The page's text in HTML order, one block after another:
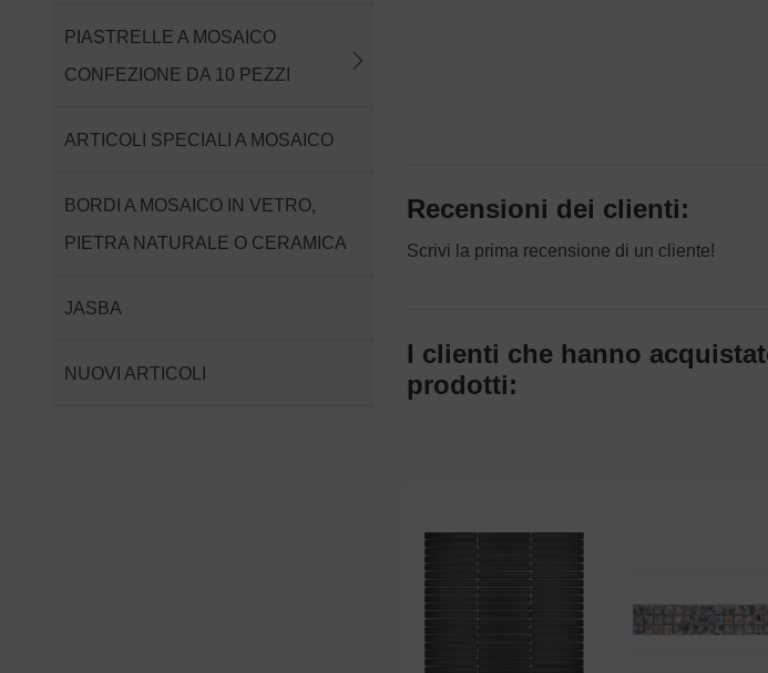
PIASTRELLE A MOSAICO
CONFEZIONE DA 10 PEZZI
ARTICOLI SPECIALI A MOSAICO
BORDI A MOSAICO IN VETRO,
PIETRA NATURALE O CERAMICA
JASBA
NUOVI ARTICOLI
Recensioni dei clienti:
Scrivi la prima recensione di un cliente!
I clienti che hanno
prodotti: